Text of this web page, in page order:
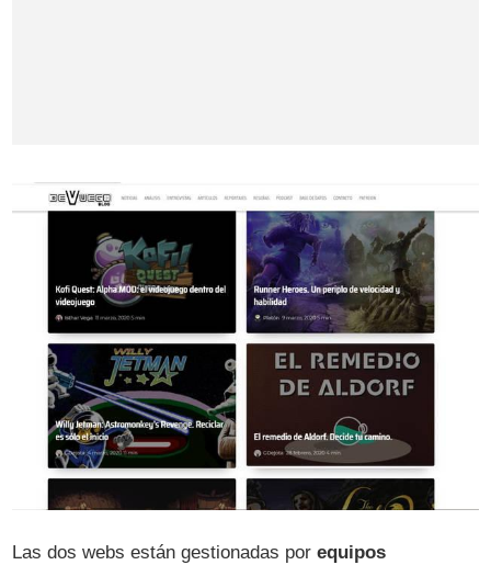
Las dos webs están gestionadas por equipos